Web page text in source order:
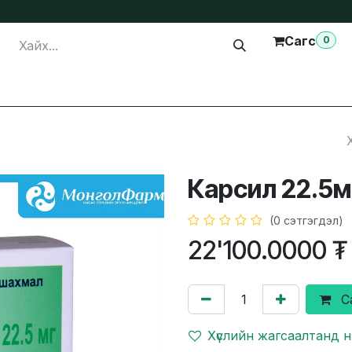
Сагс 0
Карсил
(0 сэтгэгдэл)
22'100.0000 ₮
Хүслийн жагсаалтанд